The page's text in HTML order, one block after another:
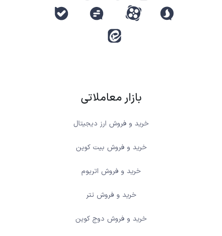
بازار معاملاتی
خرید و فروش ارز دیجیتال
خرید و فروش بیت کوین
خرید و فروش اتریوم
خرید و فروش تتر
خرید و فروش دوج کوین